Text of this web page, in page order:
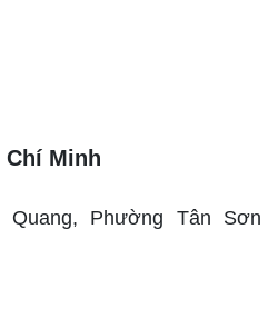
Chí Minh
Phường Tân Sơn